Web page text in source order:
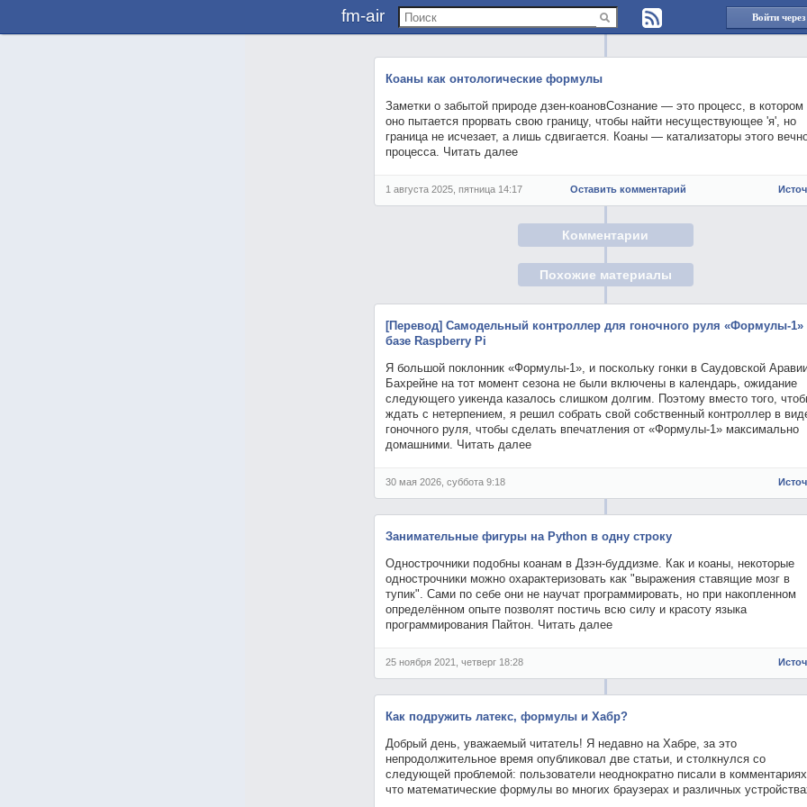
fm-air Войти
Коаны как онтологические формулы
Заметки о забытой природе дзен-коановСознание — это процесс, в котором
оно пытается прорвать свою границу, чтобы найти несуществующее 'я', но
граница не исчезает, а лишь сдвигается. Коаны — катализаторы этого
процесса. Читать далее
1 августа 2025, пятница 14:17 Оставить комментарий
Комментарии
Похожие материалы
[Перевод] Самодельный контроллер для гоночного руля «Формулы-1»
базе Raspberry Pi
Я большой поклонник «Формулы-1», и поскольку гонки в Саудовской
Бахрейне на тот момент сезона не были включены в календарь, ожидание
следующего уикенда казалось слишком долгим. Поэтому вместо того,
ждать с нетерпением, я решил собрать свой собственный контроллер в
гоночного руля, чтобы сделать впечатления от «Формулы-1» максимально
домашними. Читать далее
30 мая 2026, суббота 9:18
Занимательные фигуры на Python в одну строку
Однострочники подобны коанам в Дзэн-буддизме. Как и коаны, некоторые
однострочники можно охарактеризовать как "выражения ставящие мозг в
тупик". Сами по себе они не научат программировать, но при накопленном
определённом опыте позволят постичь всю силу и красоту языка
программирования Пайтон. Читать далее
25 ноября 2021, четверг 18:28
Как подружить латекс, формулы и Хабр?
Добрый день, уважаемый читатель! Я недавно на Хабре, за это
непродолжительное время опубликовал две статьи, и столкнулся со
следующей проблемой: пользователи неоднократно писали в комментариях,
что математические формулы во многих браузерах и различных